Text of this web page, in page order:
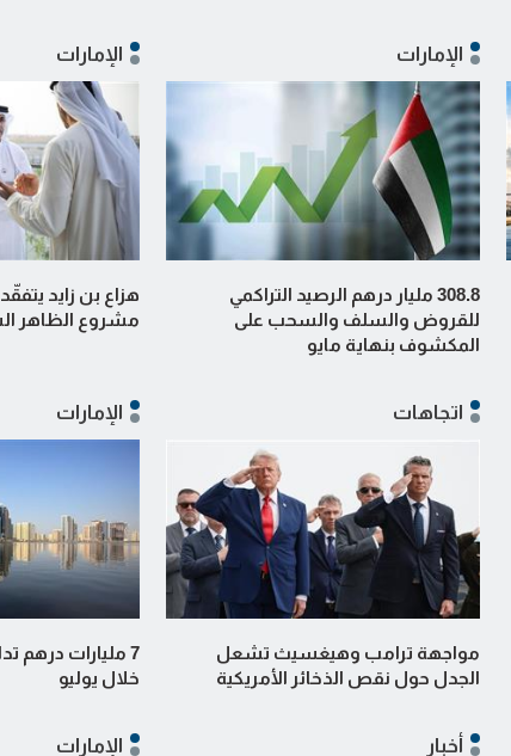
الإمارات
308.8 مليار درهم الرصيد التراكمي
للقروض والسلف والسحب على
المكشوف بنهاية مايو
الإمارات
هزاع بن زايد
مشروع الظاهر
اتجاهات
مواجهة ترامب وهيغسيث تشعل
الجدل حول نقص الذخائر الأمريكية
الإمارات
7 مليارات درهم
خلال يوليو
أخبار الإمارات